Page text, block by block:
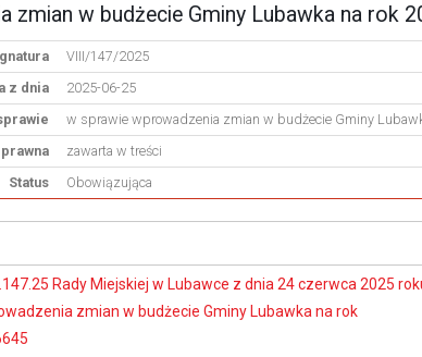
zmian w budżecie Gminy Lubawka na rok
VIII/147/2025
z dnia
2025-06-25
w sprawie wprowadzenia zmian w budżecie Gminy
zawarta w treści
Status
Obowiązująca
Rady Miejskiej w Lubawce z dnia 24 czerwca 2025
zmian w budżecie Gminy Lubawka na rok